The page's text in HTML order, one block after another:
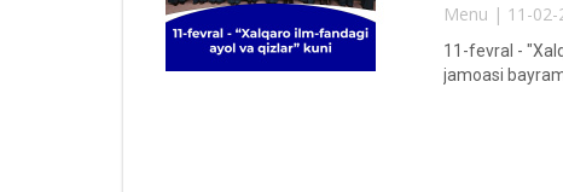
Menu | 11-
11-fevral -
jamoasi